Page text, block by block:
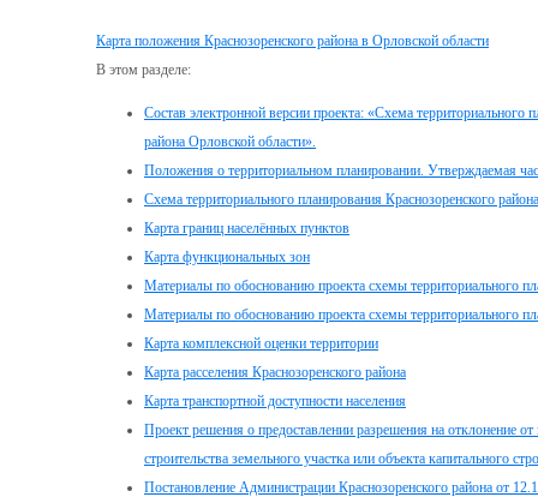
Карта положения Краснозоренского района в Орловской области
В этом разделе:
Состав электронной версии проекта: «Схема территориального
района Орловской области».
Положения о территориальном планировании. Утверждаемая
Схема территориального планирования Краснозоренского района
Карта границ населённых пунктов
Карта функциональных зон
Материалы по обоснованию проекта схемы территориального
Материалы по обоснованию проекта схемы территориального
Карта комплексной оценки территории
Карта расселения Краснозоренского района
Карта транспортной доступности населения
Проект решения о предоставлении разрешения на отклонение
строительства земельного участка или объекта капитального
Постановление Администрации Краснозоренского района от